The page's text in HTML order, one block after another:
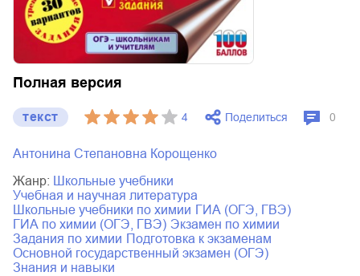
Полная версия
текст 4 Поделиться 0
Антонина Степановна Корощенко
Жанр:
школьные учебники
учебная и научная литература
школьные учебники по химии
ГИА (ОГЭ, ГВЭ)
ГИА по химии (ОГЭ, ГВЭ)
экзамен по химии
задания по химии
подготовка к экзаменам
основной государственный экзамен (ОГЭ)
знания и навыки